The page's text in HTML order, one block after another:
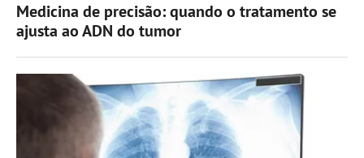
Medicina de precisão: quando o tratamento se
ajusta ao ADN do tumor